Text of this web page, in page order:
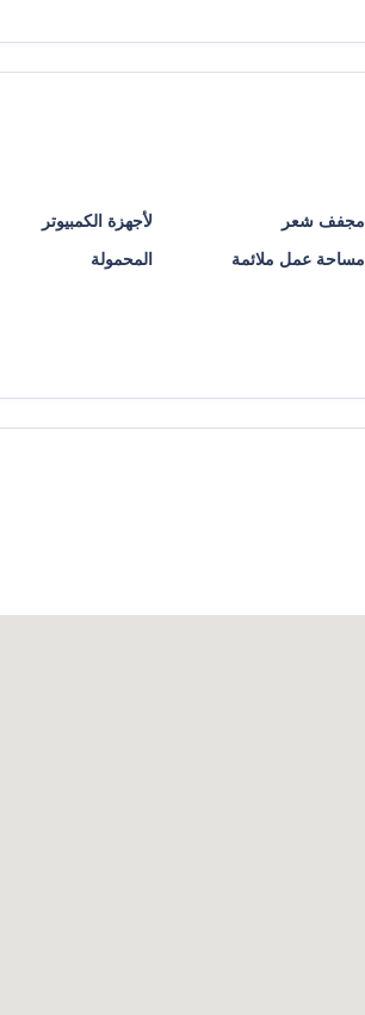
مجفف شعر
مساحة عمل ملائمة
لأجهزة الكمبيوتر
المحمولة